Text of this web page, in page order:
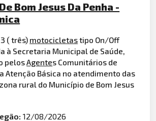
Bom Jesus Da Penha -
( três) motocicletastipo On/Off
à Secretaria Municipal de Saúde,
pelosAgentes Comunitários de
Atenção Básica no atendimento das
rural do Município de Bom Jesus
12/08/2026